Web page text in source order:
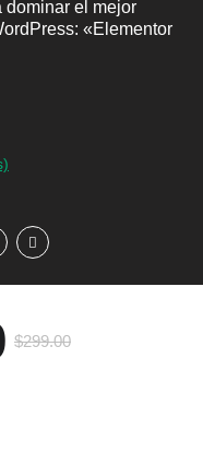
dominar el mejor
«Elementor
$299.00